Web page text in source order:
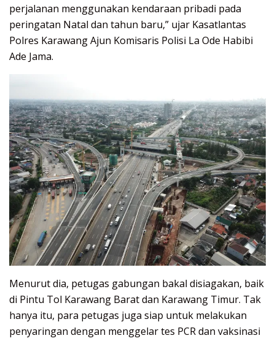
perjalanan menggunakan kendaraan pribadi pada
peringatan Natal dan tahun baru,” ujar Kasatlantas
Polres Karawang Ajun Komisaris Polisi La Ode Habibi
Ade Jama.
Menurut dia, petugas gabungan bakal disiagakan, baik
di Pintu Tol Karawang Barat dan Karawang Timur. Tak
hanya itu, para petugas juga siap untuk melakukan
penyaringan dengan menggelar tes PCR dan vaksinasi